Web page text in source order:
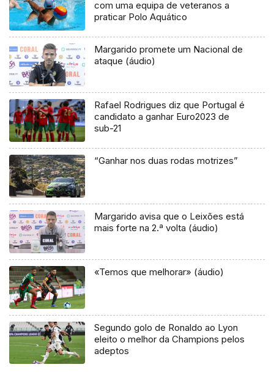
com uma equipa de veteranos a
praticar Polo Aquático
Margarido promete um Nacional de
ataque (áudio)
Rafael Rodrigues diz que Portugal é
candidato a ganhar Euro2023 de
sub-21
“Ganhar nos duas rodas motrizes”
Margarido avisa que o Leixões está
mais forte na 2.ª volta (áudio)
«Temos que melhorar» (áudio)
Segundo golo de Ronaldo ao Lyon
eleito o melhor da Champions pelos
adeptos